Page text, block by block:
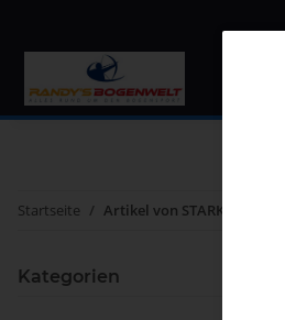
Startseite Artikel von STARK ARCHERY
Kategorien